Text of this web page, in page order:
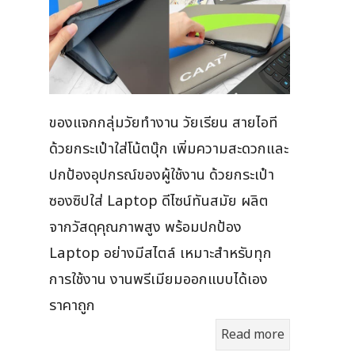
ของแจกกลุ่มวัยทำงาน วัยเรียน สายไอที
ด้วยกระเป๋าใส่โน้ตบุ๊ก เพิ่มความสะดวกและ
ปกป้องอุปกรณ์ของผู้ใช้งาน ด้วยกระเป๋า
ซองซิปใส่ Laptop ดีไซน์ทันสมัย ผลิต
จากวัสดุคุณภาพสูง พร้อมปกป้อง
Laptop อย่างมีสไตล์ เหมาะสำหรับทุก
การใช้งาน งานพรีเมียมออกแบบได้เอง
ราคาถูก
Read more